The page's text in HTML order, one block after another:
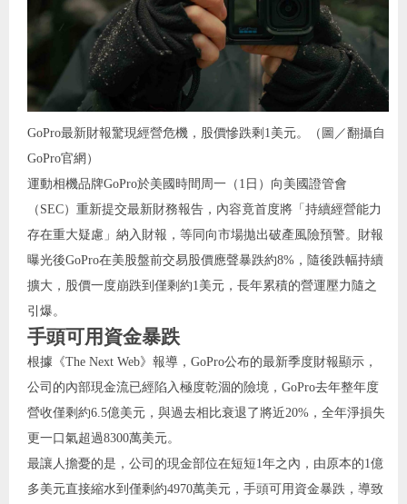
GoPro最新財報驚現經營危機，股價慘跌剩1美元。（圖／翻攝自
GoPro官網）
運動相機品牌GoPro於美國時間周一（1日）向美國證管會
（SEC）重新提交最新財務報告，內容竟首度將「持續經營能力
存在重大疑慮」納入財報，等同向市場拋出破產風險預警。財報
曝光後GoPro在美股盤前交易股價應聲暴跌約8%，隨後跌幅持續
擴大，股價一度崩跌到僅剩約1美元，長年累積的營運壓力隨之
引爆。
手頭可用資金暴跌
根據《The Next Web》報導，GoPro公布的最新季度財報顯示，
公司的內部現金流已經陷入極度乾涸的險境，GoPro去年整年度
營收僅剩約6.5億美元，與過去相比衰退了將近20%，全年淨損失
更一口氣超過8300萬美元。
最讓人擔憂的是，公司的現金部位在短短1年之內，由原本的1億
多美元直接縮水到僅剩約4970萬美元，手頭可用資金暴跌，導致